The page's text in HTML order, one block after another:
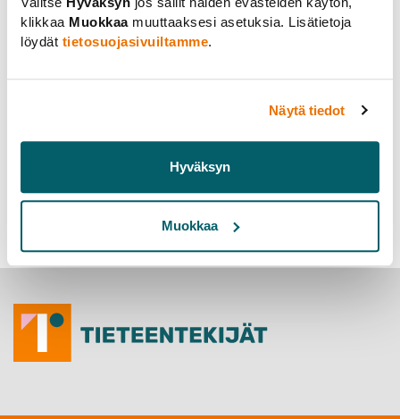
klikkaa Muokkaamuuttaaksesi asetuksia. Lisätietoja
löydät tietosuojasivuiltamme.
Näytä tiedot
Hyväksyn
Muokkaa
On this page you can find the newsletters HUART
April Newsletter
The Helsinki University Association of Researchers and
Teachers – HUART
Blog HUART’s Newsletters